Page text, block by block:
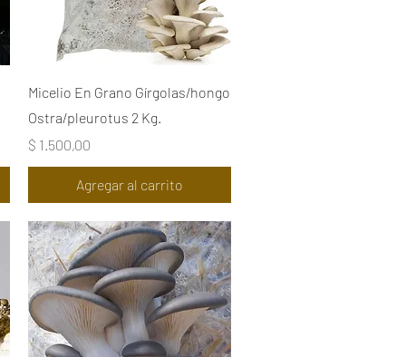
Vista rápida
Micelio En Grano Gírgolas/hongo
Ostra/pleurotus 2 Kg.
Precio
$ 1.500,00
Agregar al carrito